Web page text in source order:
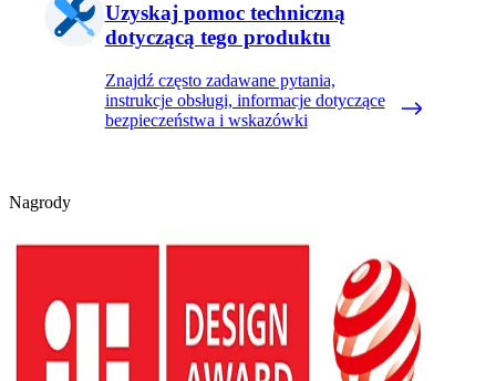
Uzyskaj pomoc techniczną
dotyczącą tego produktu
Znajdź często zadawane pytania,
instrukcje obsługi, informacje dotyczące
bezpieczeństwa i wskazówki
Nagrody